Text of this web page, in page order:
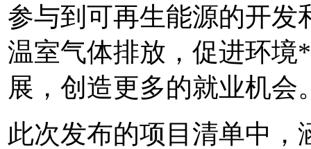
参与到可再生能源的开发
温室气体排放，促进环
展，创造更多的就业机会
此次发布的项目清单中